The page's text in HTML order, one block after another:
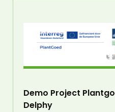
Demo Project
Delphy